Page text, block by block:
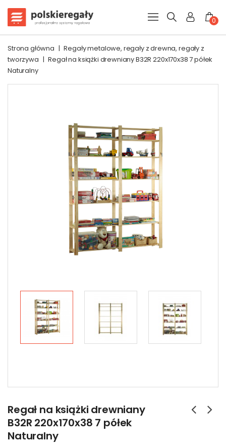
0
Strona główna | Regały metalowe, regały z drewna, regały z
tworzywa | Regał na książki drewniany B32R 220x170x38 7 półek
Naturalny
Regał na książki drewniany
B32R 220x170x38 7 półek
Naturalny